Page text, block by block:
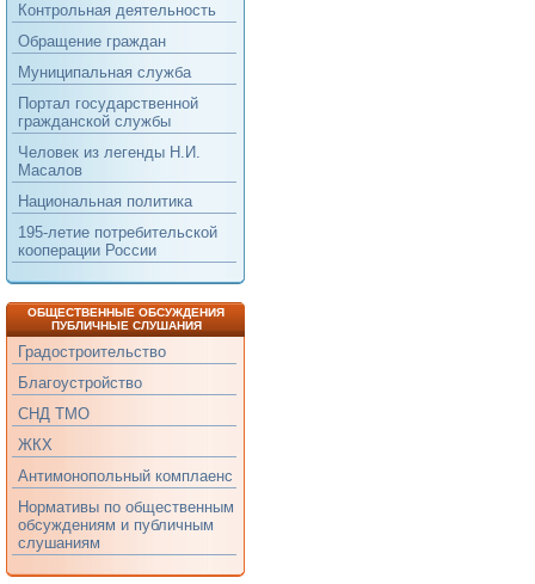
Контрольная деятельность
Обращение граждан
Муниципальная служба
Портал государственной
гражданской службы
Человек из легенды Н.И.
Масалов
Национальная политика
195-летие потребительской
кооперации России
ОБЩЕСТВЕННЫЕ ОБСУЖДЕНИЯ
ПУБЛИЧНЫЕ СЛУШАНИЯ
Градостроительство
Благоустройство
СНД ТМО
ЖКХ
Антимонопольный комплаенс
Нормативы по общественным
обсуждениям и публичным
слушаниям